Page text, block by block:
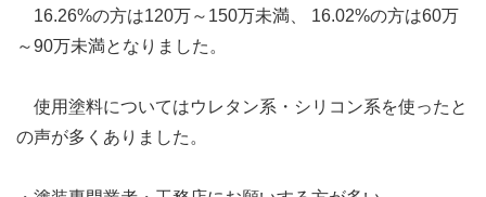
16.26%の方は120万～150万未満、 16.02%の方は60万
～90万未満となりました。
使用塗料についてはウレタン系・シリコン系を使ったと
の声が多くありました。